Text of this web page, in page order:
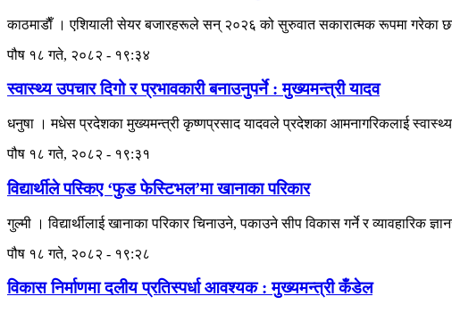
काठमाडाैँ । एशियाली सेयर बजारहरूले सन् २०२६ को सुरुवात सकारात्मक रूपमा गरेका छन्
पौष १८ गते, २०८२ - १९:३४
स्वास्थ्य उपचार दिगो र प्रभावकारी बनाउनुपर्ने : मुख्यमन्त्री यादव
धनुषा । मधेस प्रदेशका मुख्यमन्त्री कृष्णप्रसाद यादवले प्रदेशका आमनागरिकलाई
पौष १८ गते, २०८२ - १९:३१
विद्यार्थीले पस्किए ‘फुड फेस्टिभल’मा खानाका परिकार
गुल्मी । विद्यार्थीलाई खानाका परिकार चिनाउने, पकाउने सीप विकास गर्ने र
पौष १८ गते, २०८२ - १९:२८
विकास निर्माणमा दलीय प्रतिस्पर्धा आवश्यक : मुख्यमन्त्री कँडेल